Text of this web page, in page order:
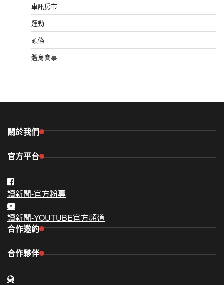
車訊房市
運動
頭條
體育賽事
關於我們
官方平台
讀新聞-官方粉專
讀新聞-YOUTUBE官方頻道
合作邀約
合作夥伴